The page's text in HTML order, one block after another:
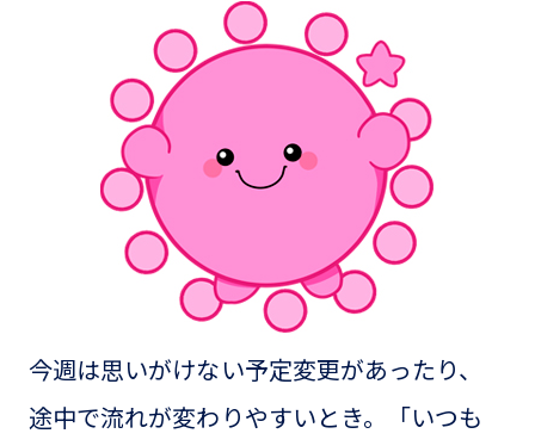
今週は思いがけない予定変更があったり、
途中で流れが変わりやすいとき。「いつも